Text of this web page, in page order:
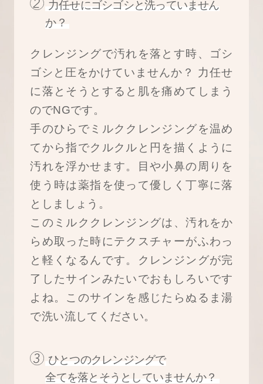
力任せにゴシゴシと洗っていません
か？
クレンジングで汚れを落とす時、ゴシ
ゴシと圧をかけていませんか？ 力任せ
に落とそうとすると肌を痛めてしまう
のでNGです。
手のひらでミルククレンジングを温め
てから指でクルクルと円を描くように
汚れを浮かせます。目や小鼻の周りを
使う時は薬指を使って優しく丁寧に落
としましょう。
このミルククレンジングは、汚れをか
らめ取った時にテクスチャーがふわっ
と軽くなるんです。クレンジングが完
了したサインみたいでおもしろいです
よね。このサインを感じたらぬるま湯
で洗い流してください。
ひとつのクレンジングで
全てを落とそうとしていませんか？